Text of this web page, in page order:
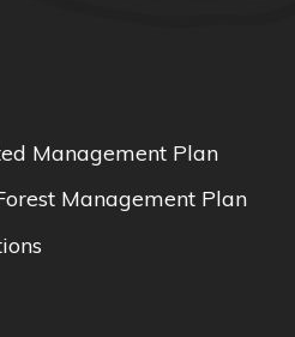
Management Plan
Management Plan